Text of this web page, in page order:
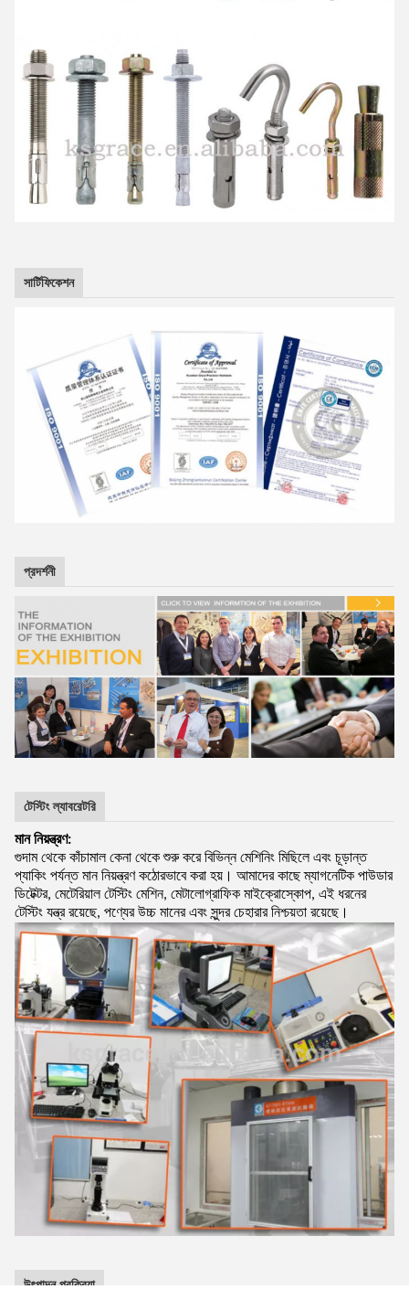
সার্টিফিকেশন
প্রদর্শনী
টেস্টিং ল্যাবরেটরি
মান নিয়ন্ত্রণ:
গুদাম থেকে কাঁচামাল কেনা থেকে শুরু করে বিভিন্ন মেশিনিং মিছিলে এবং চূড়ান্ত
প্যাকিং পর্যন্ত মান নিয়ন্ত্রণ কঠোরভাবে করা হয়। আমাদের কাছে ম্যাগনেটিক পাউডার
ডিটেক্টর, মেটেরিয়াল টেস্টিং মেশিন, মেটালোগ্রাফিক মাইক্রোস্কোপ, এই ধরনের
টেস্টিং যন্ত্র রয়েছে, পণ্যের উচ্চ মানের এবং সুন্দর চেহারার নিশ্চয়তা রয়েছে।
উৎপাদন প্রক্রিয়া